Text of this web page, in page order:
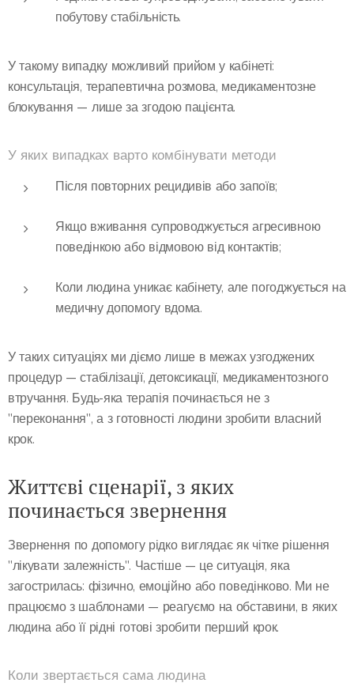
побутову стабільність.
У такому випадку можливий прийом у кабінеті:
консультація, терапевтична розмова, медикаментозне
блокування — лише за згодою пацієнта.
У яких випадках варто комбінувати методи
Після повторних рецидивів або запоїв;
Якщо вживання супроводжується агресивною
поведінкою або відмовою від контактів;
Коли людина уникає кабінету, але погоджується на
медичну допомогу вдома.
У таких ситуаціях ми діємо лише в межах узгоджених
процедур — стабілізації, детоксикації, медикаментозного
втручання. Будь-яка терапія починається не з
"переконання", а з готовності людини зробити власний
крок.
Життєві сценарії, з яких
починається звернення
Звернення по допомогу рідко виглядає як чітке рішення
"лікувати залежність". Частіше — це ситуація, яка
загострилась: фізично, емоційно або поведінково. Ми не
працюємо з шаблонами — реагуємо на обставини, в яких
людина або її рідні готові зробити перший крок.
Коли звертається сама людина